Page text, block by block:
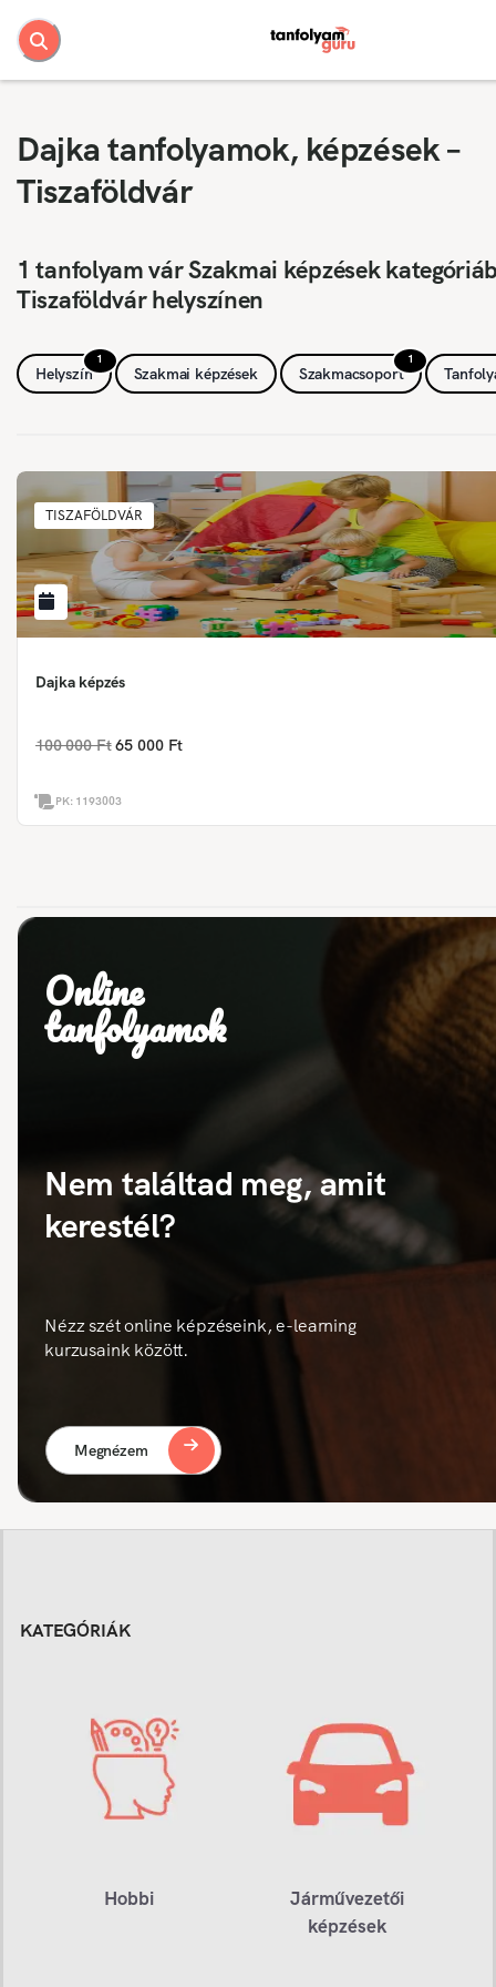
Dajka tanfolyamok, képzések –
Tiszaföldvár
1 tanfolyam vár Szakmai képzések
Tiszaföldvár helyszínen
1
Helyszín Szakmai képzések
1
Szakmacsoport
TISZAFÖLDVÁR
Dajka képzés
100 000 Ft 65 000 Ft
PK: 1193003
Online
tanfolyamok
Nem találtad meg, amit
kerestél?
Nézz szét online képzéseink, e-learning
kurzusaink között.
Megnézem
KATEGÓRIÁK
Hobbi
Járművezetői
képzések